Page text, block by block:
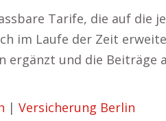
Tarife, die auf die
im Laufe der Zeit
und die Beiträge
| Versicherung Berlin